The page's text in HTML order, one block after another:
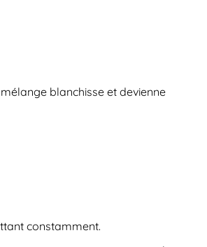
blanchisse et devienne
constamment.